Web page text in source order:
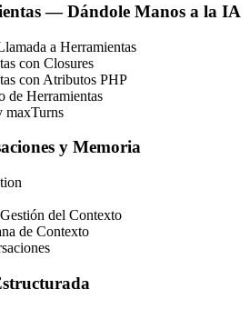
— Dándole Manos a la IA
a Herramientas
con Closures
con Atributos PHP
de Herramientas
maxTurns
y Memoria
del Contexto
de Contexto